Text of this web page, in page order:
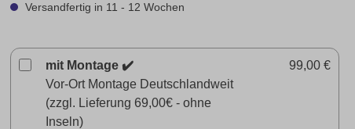
Versandfertig in 11 - 12 Wochen
mit Montage ✔️
Vor-Ort Montage Deutschlandweit
(zzgl. Lieferung 69,00€ - ohne
Inseln)
99,00 €